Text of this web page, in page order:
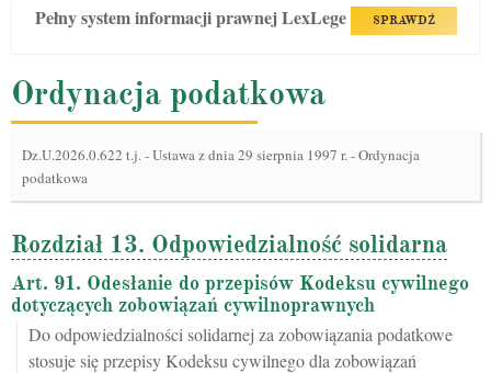
Pełny system informacji prawnej LexLege SPRAWDŹ
Ordynacja podatkowa
Dz.U.2026.0.622 t.j.-Ustawa z dnia 29 sierpnia 1997 r. - Ordynacja
podatkowa
Rozdział 13. Odpowiedzialność solidarna
Art. 91. Odesłanie do przepisów Kodeksu cywilnego
dotyczących zobowiązań cywilnoprawnych
Do odpowiedzialności solidarnej za zobowiązania podatkowe
stosuje się przepisy Kodeksu cywilnego dla zobowiązań